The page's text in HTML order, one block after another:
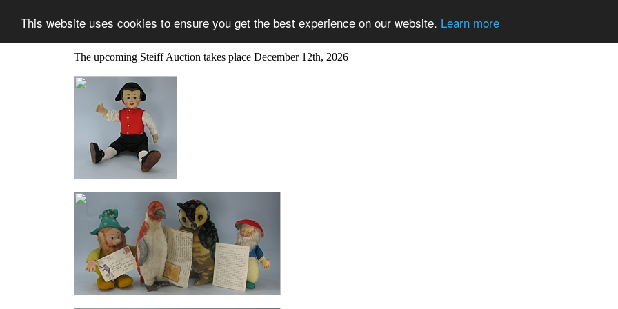
This website uses cookies to ensure you get the best experience on our website. Learn more
The upcoming Steiff Auction takes place December 12th, 2026